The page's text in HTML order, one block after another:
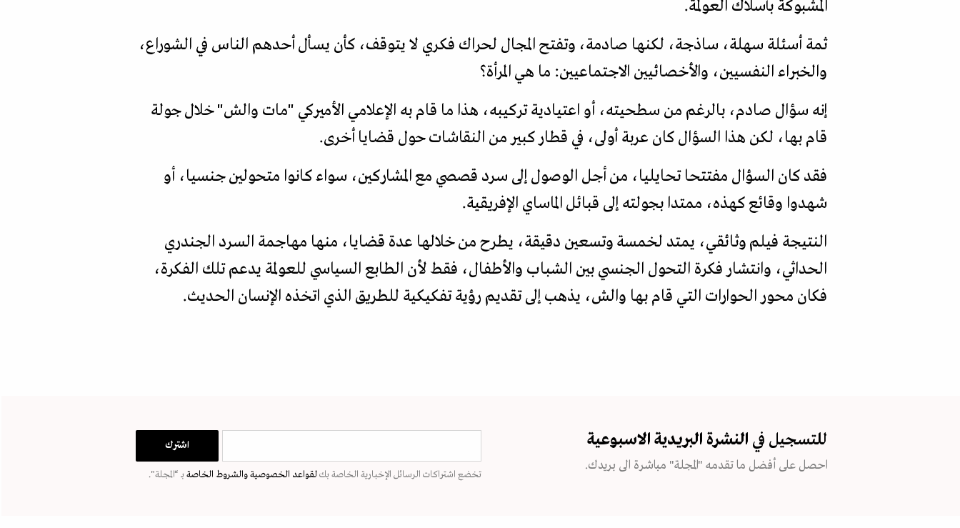
المشبوكة بأسلاك العولمة.
ثمة أسئلة سهلة، ساذجة، لكنها صادمة، وتفتح المجال لحراك فكري لا يتوقف، كأن يسأل أحدهم الناس في الشوراع،
والخبراء النفسيين، والأخصائيين الاجتماعيين: ما هي المرأة؟
إنه سؤال صادم، بالرغم من سطحيته، أو اعتيادية تركيبه، هذا ما قام به الإعلامي الأميركي "مات والش" خلال جولة
قام بها، لكن هذا السؤال كان عربة أولى، في قطار كبير من النقاشات حول قضايا أخرى.
فقد كان السؤال مفتتحا تحايليا، من أجل الوصول إلى سرد قصصي مع المشاركين، سواء كانوا متحولين جنسيا، أو
شهدوا وقائع كهذه، ممتدا بجولته إلى قبائل الماساي الإفريقية.
النتيجة فيلم وثائقي، يمتد لخمسة وتسعين دقيقة، يطرح من خلالها عدة قضايا، منها مهاجمة السرد الجندري
الحداثي، وانتشار فكرة التحول الجنسي بين الشباب والأطفال، فقط لأن الطابع السياسي للعولمة يدعم تلك الفكرة،
فكان محور الحوارات التي قام بها والش، يذهب إلى تقديم رؤية تفكيكية للطريق الذي اتخذه الإنسان الحديث.
للتسجيل في النشرة البريدية الاسبوعية
احصل على أفضل ما تقدمه "المجلة" مباشرة الى بريدك.
تخضع اشتراكات الرسائل الإخبارية الخاصة بكلقواعد الخصوصيةوالشروط الخاصة بـ “المجلة".